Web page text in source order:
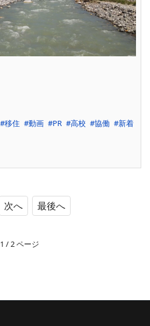
移住 動画 PR 高校 協働
新着
次へ 最後へ
1 / 2 ページ